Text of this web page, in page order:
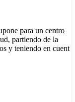
para un centro
partiendo de la
y teniendo en cuent